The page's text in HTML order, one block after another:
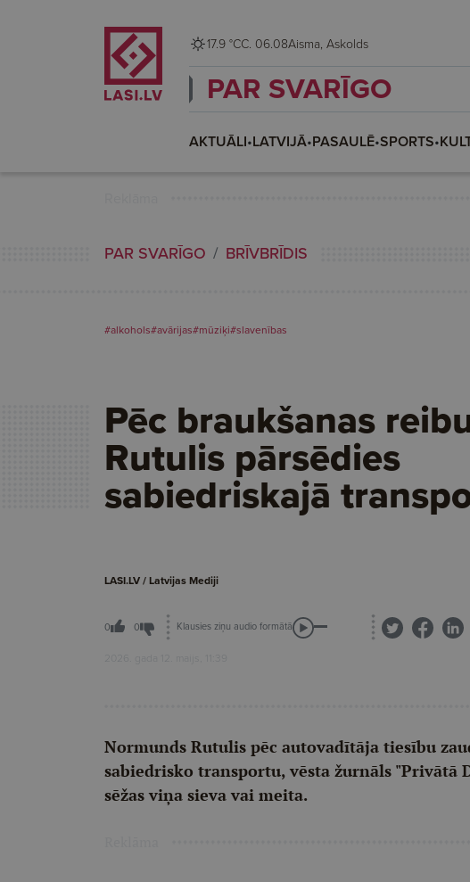
17.9 °CC. 06.08 Aisma, Askolds
PAR SVARĪGO
AKTUĀLI•LATVIJĀ•PASAULĒ•SPORTS•
PAR SVARĪGO BRĪVBRĪDIS
#alkohols#avārijas#mūziķi#slavenības
Pēc braukšanas
Rutulis pārsēdies
sabiedriskajā
LASI.LV / Latvijas Mediji
0 0 Klausies ziņu audio formātā
2026. gada 12. maijs, 11:39
Normunds Rutulis pēc autovadītāja tiesību
sabiedrisko transportu, vēsta žurnāls "Privātā
sēžas viņa sieva vai meita.